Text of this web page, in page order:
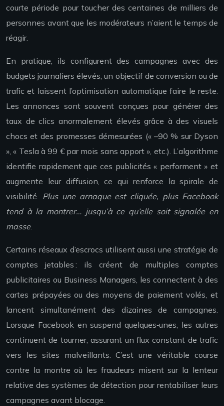
courte période pour toucher des centaines de milliers de
personnes avant que les modérateurs n’aient le temps de
réagir.
En pratique, ils configurent des campagnes avec des
budgets journaliers élevés, un objectif de conversion ou de
trafic et laissent l’optimisation automatique faire le reste.
Les annonces sont souvent conçues pour générer des
taux de clics anormalement élevés grâce à des visuels
chocs et des promesses démesurées (« –90 % sur Dyson
», « Tesla à 99 € par mois sans apport », etc.). L’algorithme
identifie rapidement que ces publicités « performent » et
augmente leur diffusion, ce qui renforce la spirale de
visibilité. Plus une arnaque est cliquée, plus Facebook
tend à la montrer… jusqu’à ce qu’elle soit signalée en
masse.
Certains réseaux d’escrocs utilisent aussi une stratégie de
comptes jetables : ils créent de multiples comptes
publicitaires ou Business Managers, les connectent à des
cartes prépayées ou des moyens de paiement volés, et
lancent simultanément des dizaines de campagnes.
Lorsque Facebook en suspend quelques‑unes, les autres
continuent de tourner, assurant un flux constant de trafic
vers les sites malveillants. C’est une véritable course
contre la montre où les fraudeurs misent sur la lenteur
relative des systèmes de détection pour rentabiliser leurs
campagnes avant blocage.